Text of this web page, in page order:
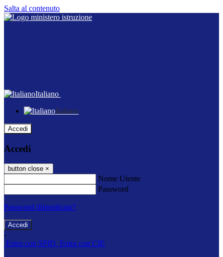
Salta al contenuto
Italiano
Italiano
Accedi
Accedi
button close ×
Nome Utente
Password
Password dimenticata?
-
Entra con SPID Entra con CIE